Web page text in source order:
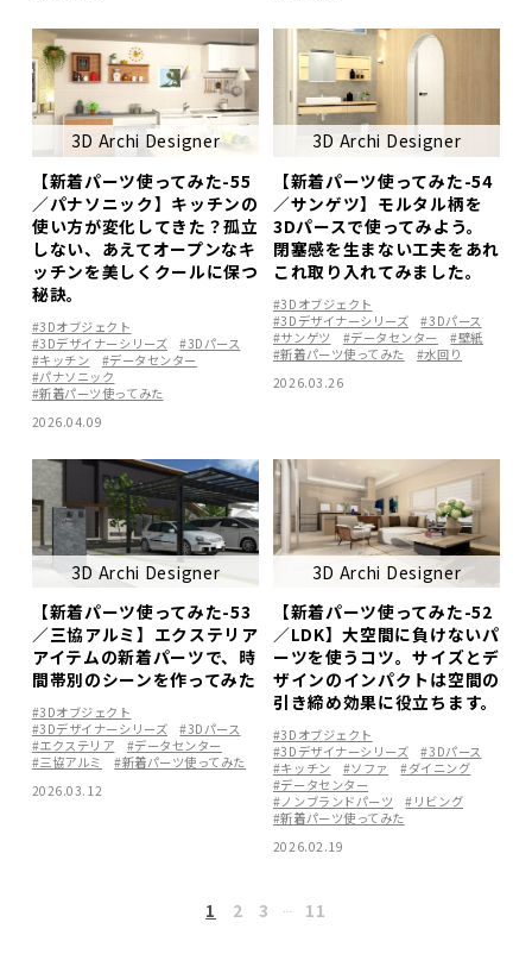
3D Archi Designer
【新着パーツ使ってみた-55
／パナソニック】キッチンの
使い方が変化してきた？孤立
しない、あえてオープンなキ
ッチンを美しくクールに保つ
秘訣。
#3Dオブジェクト
#3Dデザイナーシリーズ
#3Dパース
#キッチン
#データセンター
#パナソニック
#新着パーツ使ってみた
2026.04.09
3D Archi Designer
【新着パーツ使ってみた-54
／サンゲツ】モルタル柄を
3Dパースで使ってみよう。
閉塞感を生まない工夫をあれ
これ取り入れてみました。
#3Dオブジェクト
#3Dデザイナーシリーズ
#3Dパース
#サンゲツ
#データセンター
#壁紙
#新着パーツ使ってみた
#水回り
2026.03.26
3D Archi Designer
【新着パーツ使ってみた-53
／三協アルミ】エクステリア
アイテムの新着パーツで、時
間帯別のシーンを作ってみた
#3Dオブジェクト
#3Dデザイナーシリーズ
#3Dパース
#エクステリア
#データセンター
#三協アルミ
#新着パーツ使ってみた
2026.03.12
3D Archi Designer
【新着パーツ使ってみた-52
／LDK】大空間に負けないパ
ーツを使うコツ。サイズとデ
ザインのインパクトは空間の
引き締め効果に役立ちます。
#3Dオブジェクト
#3Dデザイナーシリーズ
#3Dパース
#キッチン
#ソファ
#ダイニング
#データセンター
#ノンブランドパーツ
#リビング
#新着パーツ使ってみた
2026.02.19
1 2 3 … 11